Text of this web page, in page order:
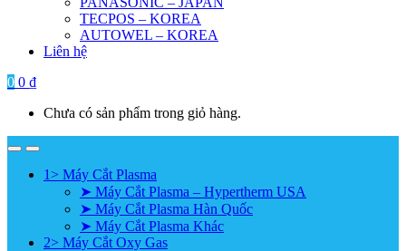
TECPOS – KOREA
AUTOWEL – KOREA
Liên hệ
0 0 ₫
Chưa có sản phẩm trong giỏ hàng.
1> Máy Cắt Plasma
➤ Máy Cắt Plasma – Hypertherm USA
➤ Máy Cắt Plasma Hàn Quốc
➤ Máy Cắt Plasma Khác
2> Máy Cắt Oxy Gas